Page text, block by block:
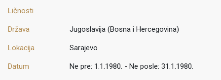
Ličnosti
Država Jugoslavija (Bosna i Hercegovina)
Lokacija Sarajevo
Datum Ne pre: 1.1.1980. - Ne posle: 31.1.1980.